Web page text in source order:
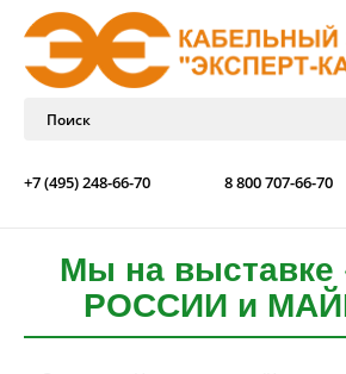
+7 (495) 248-66-70 8 800 707-66-70
Мы на выставке
РОССИИ и